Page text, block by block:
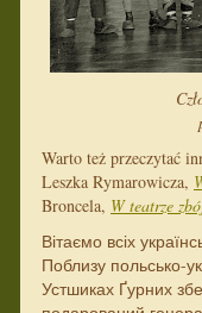
Warto też przeczytać
Leszka Rymarowicza,
Broncela, W teatrze
Вітаємо всіх
Поблизу польсько-
Устшиках Ґурних